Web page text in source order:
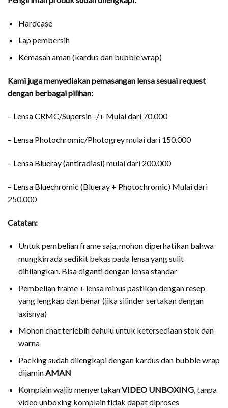
Hardcase
Lap pembersih
Kemasan aman (kardus dan bubble wrap)
Kami juga menyediakan pemasangan lensa sesuai request
dengan berbagai pilihan:
– Lensa CRMC/Supersin -/+ Mulai dari 70.000
– Lensa Photochromic/Photogreymulai dari 150.000
– Lensa Blueray (antiradiasi)mulai dari 200.000
– Lensa Bluechromic (Blueray + Photochromic) Mulai dari
250.000
Catatan:
Untuk pembelian frame saja, mohon diperhatikan bahwa
mungkin ada sedikit bekas pada lensa yang sulit
dihilangkan. Bisa diganti dengan lensa standar
Pembelian frame + lensa minus pastikan dengan resep
yang lengkap dan benar (jika silinder sertakan dengan
axisnya)
Mohon chat terlebih dahulu untuk ketersediaan stok dan
warna
Packing sudah dilengkapi dengan kardus dan bubble wrap
dijaminAMAN
Komplain wajib menyertakanVIDEO UNBOXING, tanpa
video unboxing komplain tidak dapat diproses